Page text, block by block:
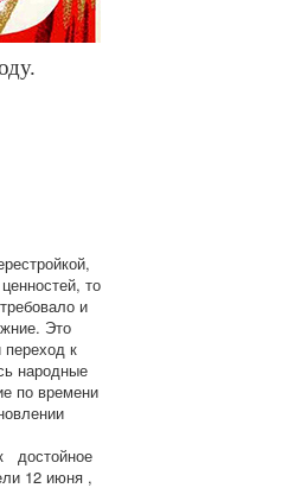
то
и
Это
к
народные
по времени
достойное
12 июня ,